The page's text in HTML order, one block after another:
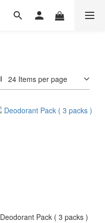
24 Items per page
Deodorant Pack ( 3 packs )